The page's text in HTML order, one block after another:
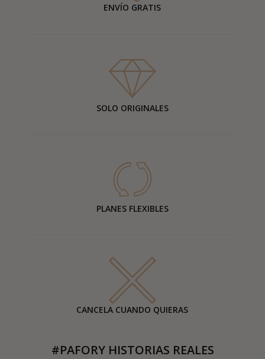
ENVÍO GRATIS
SOLO ORIGINALES
PLANES FLEXIBLES
CANCELA CUANDO QUIERAS
#PAFORY HISTORIAS REALES